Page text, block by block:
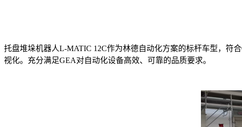
托盘堆垛机器人L-MATIC 12C作为林德自动化方案的标杆车型，符
视化。充分满足GEA对自动化设备高效、可靠的品质要求。